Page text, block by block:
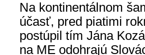
Na kontinentálnom
účasť, pred piatimi
postúpil tím Jána
na ME odohrajú